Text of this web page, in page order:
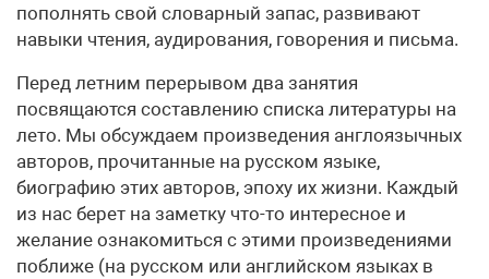
пополнять свой словарный запас, развивают
навыки чтения, аудирования, говорения и письма.
Перед летним перерывом два занятия
посвящаются составлению списка литературы на
лето. Мы обсуждаем произведения англоязычных
авторов, прочитанные на русском языке,
биографию этих авторов, эпоху их жизни. Каждый
из нас берет на заметку что-то интересное и
желание ознакомиться с этими произведениями
поближе (на русском или английском языках в